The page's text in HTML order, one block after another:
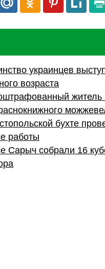
украинцев
возраста
житель
бухте
работы
Сарыч собрали 16